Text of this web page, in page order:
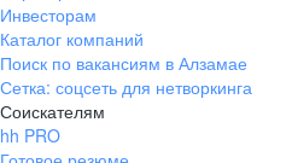
Инвесторам
Каталог компаний
Поиск по вакансиям в Алзамае
Сетка: соцсеть для нетворкинга
Соискателям
hh PRO